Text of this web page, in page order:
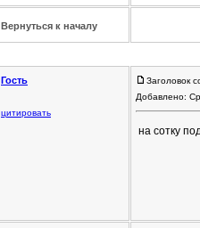
Вернуться к началу
Гость
цитировать
Заголовок
Добавлено:
на сотку